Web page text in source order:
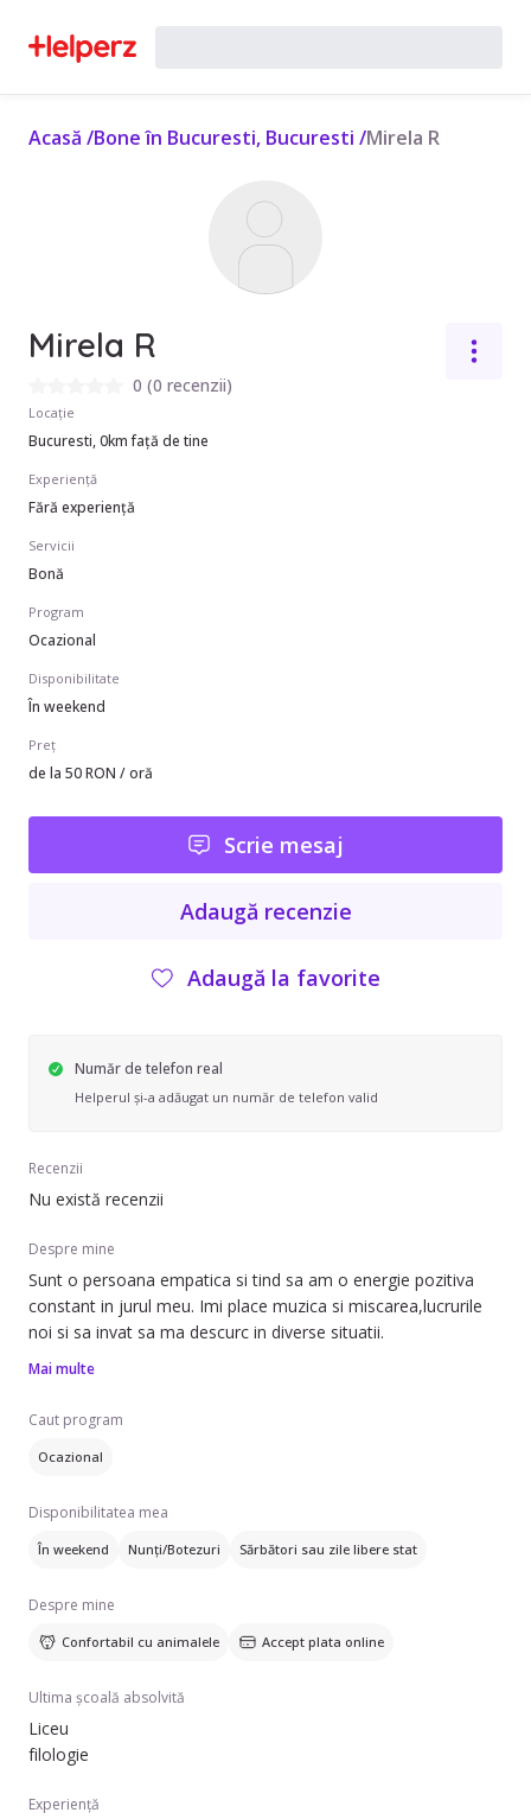
Acasă /Bone în Bucuresti, Bucuresti /Mirela R
Mirela R
0 (0 recenzii)
Locație
Bucuresti, 0km față de tine
Experiență
Fără experiență
Servicii
Bonă
Program
Ocazional
Disponibilitate
În weekend
Preț
de la 50 RON / oră
Scrie mesaj
Adaugă recenzie
Adaugă la favorite
Număr de telefon real
Helperul și-a adăugat un număr de telefon valid
Recenzii
Nu există recenzii
Despre mine
Sunt o persoana empatica si tind sa am o energie pozitiva
constant in jurul meu. Imi place muzica si miscarea,lucrurile
noi si sa invat sa ma descurc in diverse situatii.
Mai multe
Caut program
Ocazional
Disponibilitatea mea
În weekend Nunți/Botezuri Sărbători sau zile libere stat
Despre mine
Confortabil cu animalele Accept plata online
Ultima școală absolvită
Liceu
filologie
Experiență